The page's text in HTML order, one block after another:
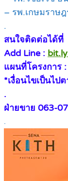
– รพ.เกษมราษ
.
สนใจติดต่อได้ที่
Add Line :
แผนที่โครงการ :
*เงื่อนไขเป็นไป
.
ฝ่ายขาย 063-
.